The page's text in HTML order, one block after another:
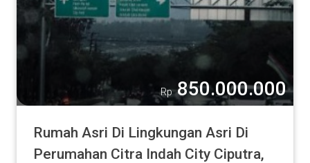
Rp 850.000.000
Rumah Asri Di Lingkungan Asri Di
Perumahan Citra Indah City Ciputra,